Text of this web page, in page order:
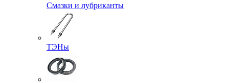
Смазки и лубриканты
ТЭНы